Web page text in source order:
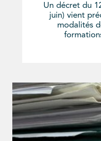
Un décret du
juin) vient
modalités